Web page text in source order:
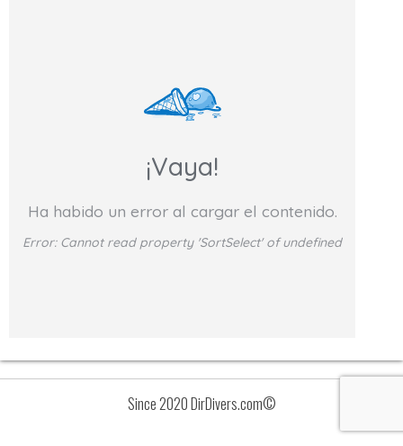
¡Vaya!
Ha habido un error al cargar el contenido.
Error: Cannot read property 'SortSelect' of undefined
Since 2020 DirDivers.com©